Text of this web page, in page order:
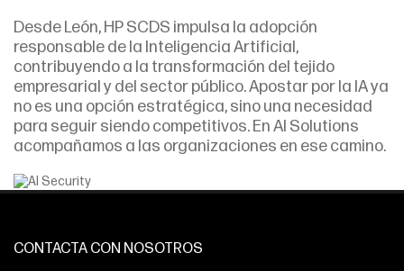
Desde León, HP SCDS impulsa la adopción
responsable de la Inteligencia Artificial,
contribuyendo a la transformación del tejido
empresarial y del sector público. Apostar por la IA ya
no es una opción estratégica, sino una necesidad
para seguir siendo competitivos. En AI Solutions
acompañamos a las organizaciones en ese camino.
CONTACTA CON NOSOTROS